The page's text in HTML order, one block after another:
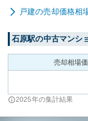
戸建の売却価格相
石原駅の中古マンシ
売却相場
2025年の集計結果